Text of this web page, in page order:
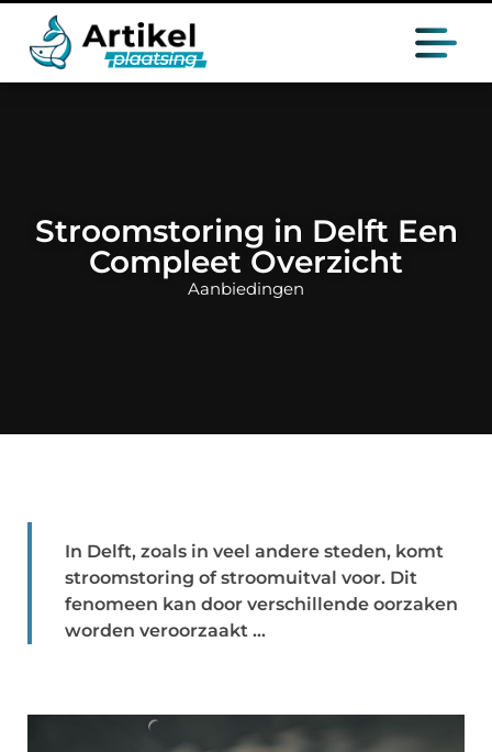
Stroomstoring in Delft Een
Compleet Overzicht
Aanbiedingen
In Delft, zoals in veel andere steden, komt
stroomstoring of stroomuitval voor. Dit
fenomeen kan door verschillende oorzaken
worden veroorzaakt ...